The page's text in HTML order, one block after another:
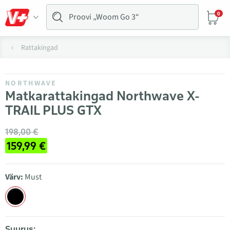
0
Rattakingad
NORTHWAVE
Matkarattakingad Northwave X-
TRAIL PLUS GTX
198,00 €
159,99 €
Värv: Must